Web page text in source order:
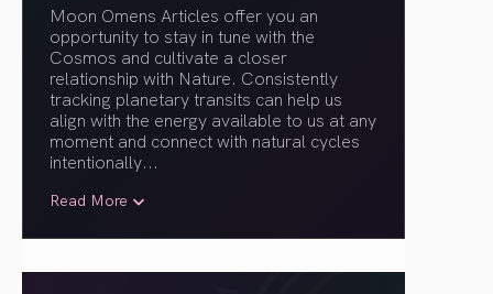
Moon Omens Articles offer you an
opportunity to stay in tune with the
Cosmos and cultivate a closer
relationship with Nature. Consistently
tracking planetary transits can help us
align with the energy available to us at any
moment and connect with natural cycles
intentionally...
Read More